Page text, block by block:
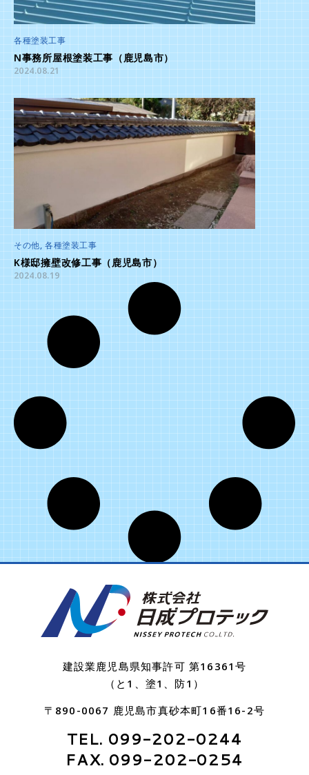
各種塗装工事
N事務所屋根塗装工事（鹿児島市）
2024.08.21
その他,各種塗装工事
K様邸擁壁改修工事（鹿児島市）
2024.08.19
建設業鹿児島県知事許可 第16361号
（と1、塗1、防1）
〒890-0067 鹿児島市真砂本町16番16-2号
TEL. 099-202-0244
FAX. 099-202-0254